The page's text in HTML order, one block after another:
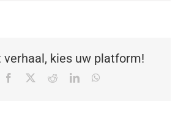
verhaal, kies uw platform!
Facebook RedditLinkedIn